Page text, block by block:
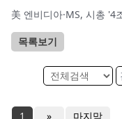
美 엔비디아·MS, 시총
목록보기
1 » 마지막